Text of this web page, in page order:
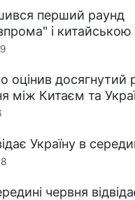
перший раунд
і китайською
оцінив досягнутий
між Китаєм та
Україну в
червня